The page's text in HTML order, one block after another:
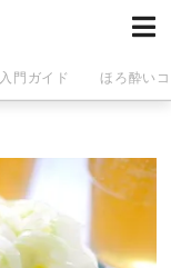
入門ガイド ほろ酔い